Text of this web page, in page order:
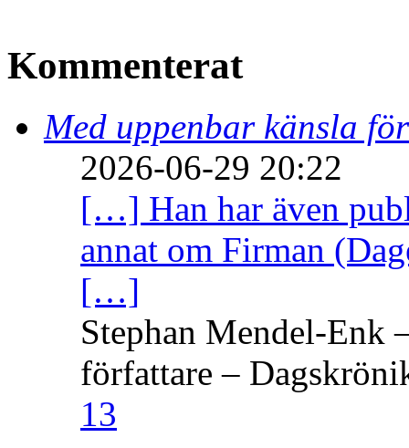
Kommenterat
Med uppenbar känsla
2026-06-29 20:22
[…] Han har även
annat om Firman
[…]
Stephan Mendel-Enk
författare –
13